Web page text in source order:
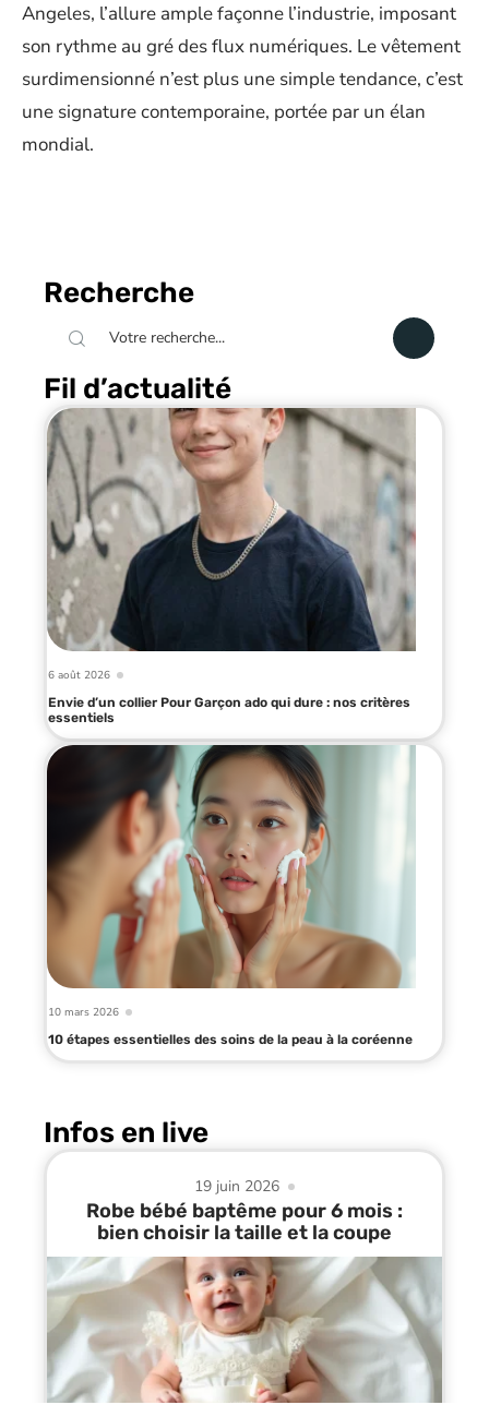
Angeles, l’allure ample façonne l’industrie, imposant
son rythme au gré des flux numériques. Le vêtement
surdimensionné n’est plus une simple tendance, c’est
une signature contemporaine, portée par un élan
mondial.
Recherche
Fil d’actualité
6 août 2026
Envie d’un collier Pour Garçon ado qui dure : nos critères
essentiels
10 mars 2026
10 étapes essentielles des soins de la peau à la coréenne
Infos en live
19 juin 2026
Robe bébé baptême pour 6 mois :
bien choisir la taille et la coupe